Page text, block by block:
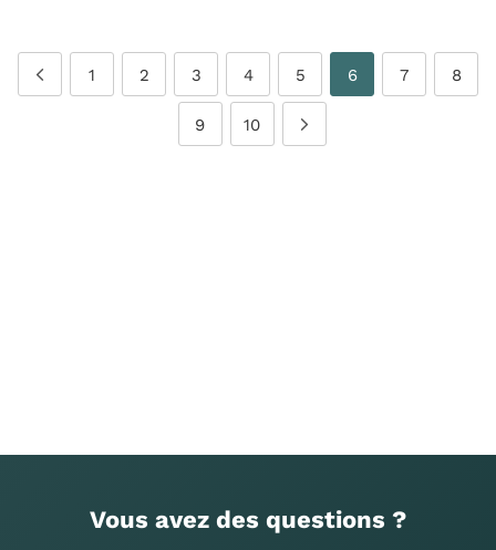
1 2 3 4 5 6 7 8
9 10
Vous avez des questions ?